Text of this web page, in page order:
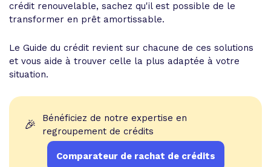
crédit renouvelable, sachez qu'il est possible de le
transformer en prêt amortissable.
Le Guide du crédit revient sur chacune de ces solutions
et vous aide à trouver celle la plus adaptée à votre
situation.
🎉
Bénéficiez de notre expertise en
regroupement de crédits
Comparateur de rachat de crédits